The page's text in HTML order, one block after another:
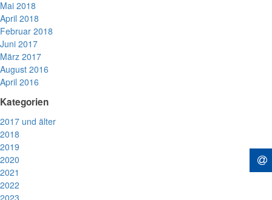
Mai 2018
April 2018
Februar 2018
Juni 2017
März 2017
August 2016
April 2016
Kategorien
2017 und älter
2018
2019
2020
2021
2022
2023